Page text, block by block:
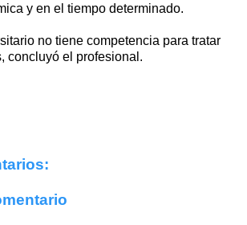
y en el tiempo determinado.
no tiene competencia para tratar
concluyó el profesional.